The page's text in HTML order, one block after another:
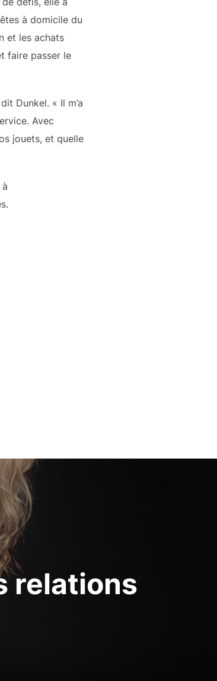
à domicile du
et les achats
faire passer le
Dunkel. « Il m’a
Avec
jouets, et quelle
relations